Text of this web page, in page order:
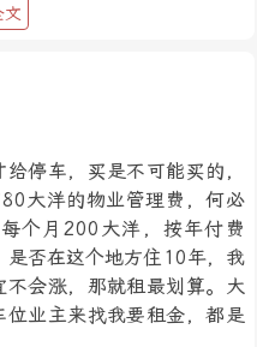
文
停车，买是不可能买的，
大洋的物业管理费，何必
个月200大洋，按年付费
否在这个地方住10年，我
会涨，那就租最划算。大
业主来找我要租金，都是